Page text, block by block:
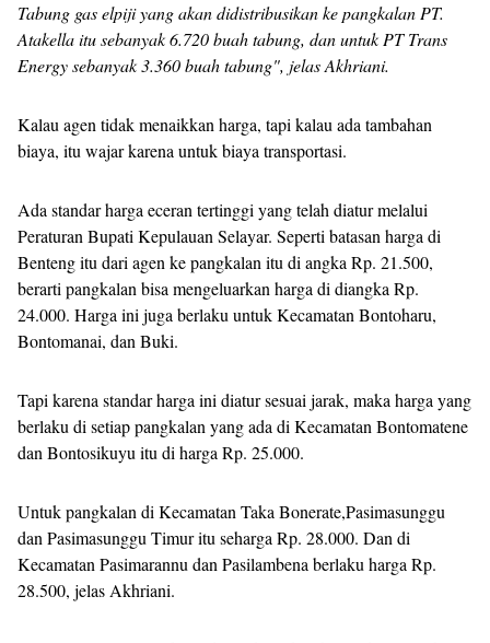
Tabung gas elpiji yang akan didistribusikan ke pangkalan PT.
Atakella itu sebanyak 6.720 buah tabung, dan untuk PT Trans
Energy sebanyak 3.360 buah tabung", jelas Akhriani.
Kalau agen tidak menaikkan harga, tapi kalau ada tambahan
biaya, itu wajar karena untuk biaya transportasi.
Ada standar harga eceran tertinggi yang telah diatur melalui
Peraturan Bupati Kepulauan Selayar. Seperti batasan harga di
Benteng itu dari agen ke pangkalan itu di angka Rp. 21.500,
berarti pangkalan bisa mengeluarkan harga di diangka Rp.
24.000. Harga ini juga berlaku untuk Kecamatan Bontoharu,
Bontomanai, dan Buki.
Tapi karena standar harga ini diatur sesuai jarak, maka harga yang
berlaku di setiap pangkalan yang ada di Kecamatan Bontomatene
dan Bontosikuyu itu di harga Rp. 25.000.
Untuk pangkalan di Kecamatan Taka Bonerate,Pasimasunggu
dan Pasimasunggu Timur itu seharga Rp. 28.000. Dan di
Kecamatan Pasimarannu dan Pasilambena berlaku harga Rp.
28.500, jelas Akhriani.